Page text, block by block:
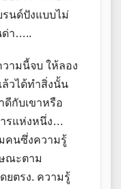
นด์ปังแบบไม่
ด่า…..
ามนี้จบ ให้ลอง
วได้ทำสิ่งนั้น
ดีกับเขาหรือ
ารแห่งหนึ่ง…
คนซึ่งความรู้
ณะตาม
ตรง. ความรู้